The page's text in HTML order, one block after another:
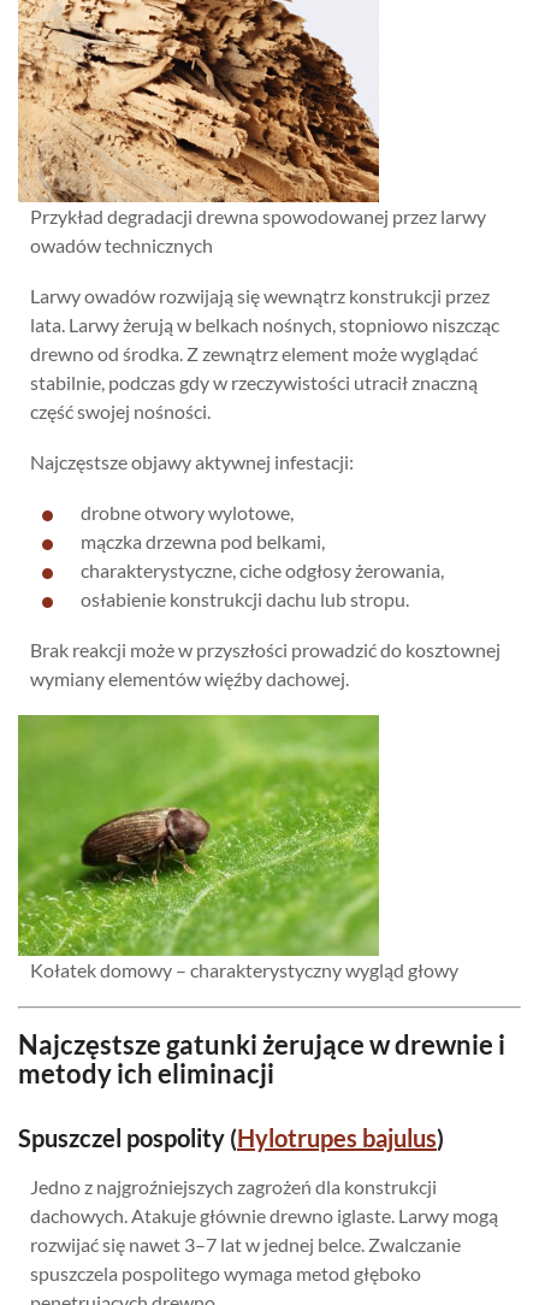
Przykład degradacji drewna spowodowanej przez larwy
owadów technicznych
Larwy owadów rozwijają się wewnątrz konstrukcji przez
lata. Larwy żerują w belkach nośnych, stopniowo niszcząc
drewno od środka. Z zewnątrz element może wyglądać
stabilnie, podczas gdy w rzeczywistości utracił znaczną
część swojej nośności.
Najczęstsze objawy aktywnej infestacji:
drobne otwory wylotowe,
mączka drzewna pod belkami,
charakterystyczne, ciche odgłosy żerowania,
osłabienie konstrukcji dachu lub stropu.
Brak reakcji może w przyszłości prowadzić do kosztownej
wymiany elementów więźby dachowej.
Kołatek domowy – charakterystyczny wygląd głowy
Najczęstsze gatunki żerujące w drewnie i
metody ich eliminacji
Spuszczel pospolity (Hylotrupes bajulus)
Jedno z najgroźniejszych zagrożeń dla konstrukcji
dachowych. Atakuje głównie drewno iglaste. Larwy mogą
rozwijać się nawet 3–7 lat w jednej belce. Zwalczanie
spuszczela pospolitego wymaga metod głęboko